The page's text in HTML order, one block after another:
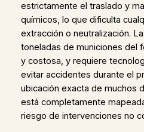
estrictamente el traslado y
químicos, lo que dificulta
extracción o neutralización.
toneladas de municiones del
y costosa, y requiere
evitar accidentes durante el
ubicación exacta de muchos
está completamente
riesgo de intervenciones no